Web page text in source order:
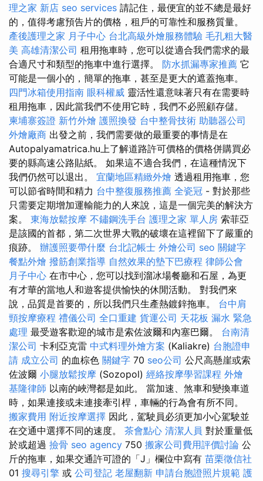
理之家 新店 seo services 請記住，最便宜的並不總是最好
的，值得考慮預告片的價格，租戶的可靠性和服務質量。
產後護理之家 月子中心 台北高級外燴服務體驗 毛孔粗大醫
美 高雄清潔公司 租用拖車時，您可以從適合我們需求的最
合適尺寸和類型的拖車中進行選擇。 防水抓漏專家推薦 它
可能是一個小的，簡單的拖車，甚至是更大的遮蓋拖車。
四門冰箱使用指南 眼科權威 靈活性還意味著只有在需要時
租用拖車，因此當我們不使用它時，我們不必照顧存儲。
柬埔寨簽證 新竹外燴 護照換發 台中整骨技術 助聽器公司
外燴廠商 出發之前，我們需要做的最重要的事情是在
Autopalyamatrica.hu上了解道路許可價格的價格併購買必
要的縣高速公路貼紙。 如果這不適合我們，在這種情況下
我們仍然可以退出。 宜蘭地區精緻外燴 透過租用拖車，您
可以節省時間和精力 台中整復服務推薦 全瓷冠 - 對於那些
只需要定期增加運輸能力的人來說，這是一個完美的解決方
案。 東海放鬆按摩 不鏽鋼洗手台 護理之家 單人房 索菲亞
是該國的首都，第二次世界大戰的破壞在這裡留下了嚴重的
痕跡。 辦護照要帶什麼 台北記帳士 外燴公司 seo 關鍵字
餐點外燴 撥筋創業指導 自然效果的墊下巴療程 律師公會
月子中心 在市中心，您可以找到溜冰場餐廳和石屋，為更
有才華的當地人和遊客提供愉快的休閒活動。 對我們來
說，品質是首要的，所以我們只生產熱鍍鋅拖車。 台中肩
頸按摩療程 禮儀公司 全口重建 貨運公司 天花板 漏水 緊急
處理 最受遊客歡迎的城市是索佐波爾和內塞巴爾。 台南清
潔公司 卡利亞克雷 中式料理外燴方案 (Kaliakre) 台胞證申
請 成立公司 的血棕色 關鍵字 70 seo公司 公尺高懸崖或索
佐波爾 小腿放鬆按摩 (Sozopol) 經絡按摩學習課程 外燴
基隆律師 以南的峽灣都是如此。 當加速、煞車和變換車道
時，如果連接或未連接牽引桿，車輛的行為會有所不同。
搬家費用 附近按摩選擇 因此，駕駛員必須更加小心駕駛並
在交通中選擇不同的速度。 茶會點心 清潔人員 對於重量低
於或超過 撿骨 seo agency 750 搬家公司費用評價討論 公
斤的拖車，如果交通許可證的「J」欄位中寫有 苗栗徵信社
01 搜尋引擎 或 公司登記 老屋翻新 申請台胞證照片規範 護